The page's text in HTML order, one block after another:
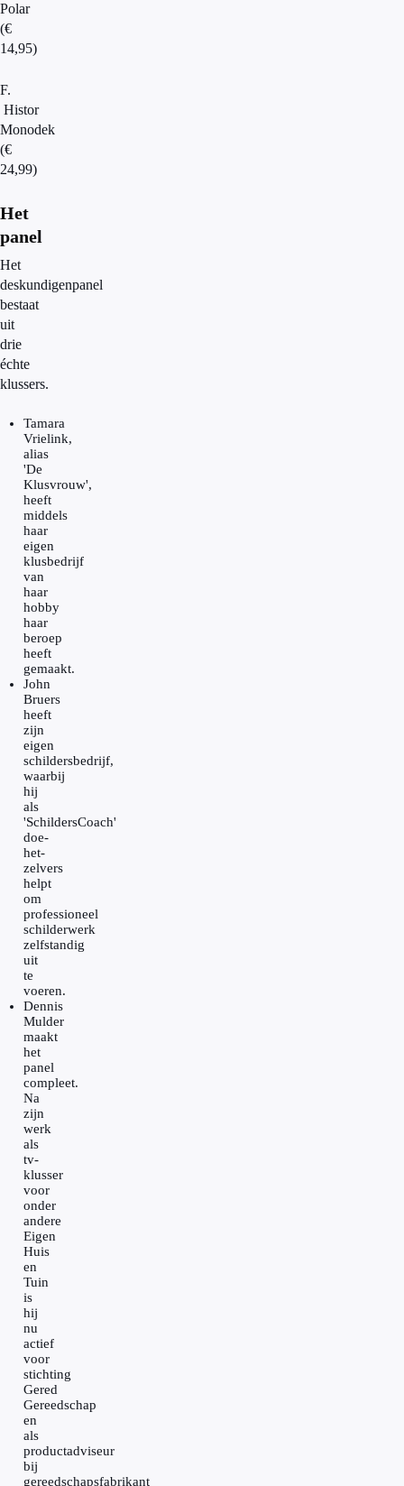
Polar
(€
14,95)
F.
Histor
Monodek
(€
24,99)
Het
panel
Het
deskundigenpanel
bestaat
uit
drie
échte
klussers.
Tamara
Vrielink,
alias
'De
Klusvrouw',
heeft
middels
haar
eigen
klusbedrijf
van
haar
hobby
haar
beroep
heeft
gemaakt.
John
Bruers
heeft
zijn
eigen
schildersbedrijf,
waarbij
hij
als
'SchildersCoach'
doe-
het-
zelvers
helpt
om
professioneel
schilderwerk
zelfstandig
uit
te
voeren.
Dennis
Mulder
maakt
het
panel
compleet.
Na
zijn
werk
als
tv-
klusser
voor
onder
andere
Eigen
Huis
en
Tuin
is
hij
nu
actief
voor
stichting
Gered
Gereedschap
en
als
productadviseur
bij
gereedschapsfabrikant